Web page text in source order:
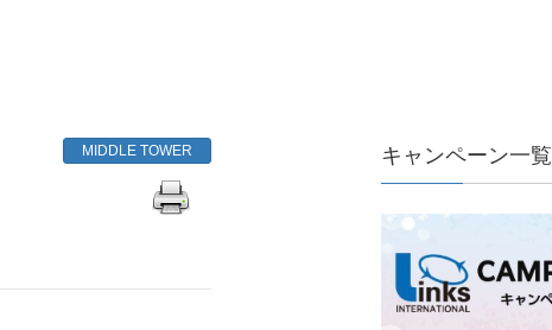
MIDDLE TOWER キャンペーン一覧